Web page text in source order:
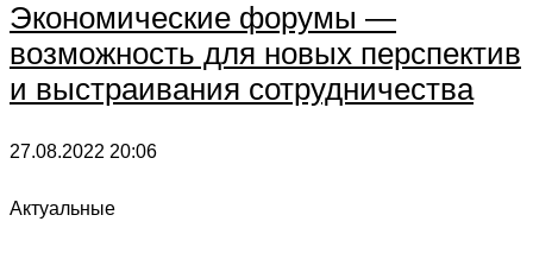
Экономические форумы —
возможность для новых перспектив
и выстраивания сотрудничества
27.08.2022 20:06
Актуальные